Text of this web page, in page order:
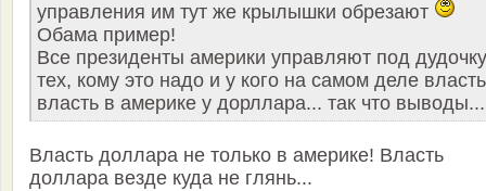
управления им тут же крылышки обрезают
Обама пример!
Все президенты америки управляют под дудочку
тех, кому это надо и у кого на самом деле
власть в америке у дорллара... так что выводы...
Власть доллара не только в америке! Власть
доллара везде куда не глянь...